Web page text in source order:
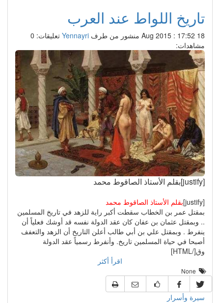
تاريخ اللواط عند العرب
منشور من طرفYennayri تعليقات: 0
مشاهدات:
بقلم الأستاذ الصاقوط محمد
بمقتل عمر بن الخطاب سقطت أكبر راية للزهد في تاريخ المسلمين
.. وبمقتل عثمان بن عفان كان عقد الدولة نفسه قد أوشك فعلياً أن
ينفرط . وبمقتل علي بن أبي طالب أعلن التاريخ أن الزهد والتعفف
أصبحا في حياة المسلمين تاريخ. وأنفرط رسمياً عقد الدولة
وق[/HTML]
اقرأ أكثر
None
سيرة وأسرار